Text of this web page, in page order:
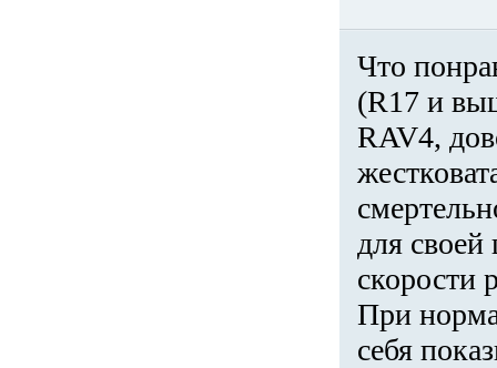
Что
(R17 и
RAV4,
для
скорости
При
себя